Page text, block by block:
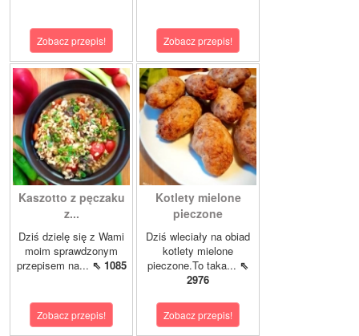
Zobacz przepis! Zobacz przepis!
Kaszotto z pęczaku
z...
Dziś dzielę się z Wami
moim sprawdzonym
przepisem na... ⇖ 1085
Zobacz przepis!
Kotlety mielone
pieczone
Dziś wleciały na obiad
kotlety mielone
pieczone.To taka... ⇖
2976
Zobacz przepis!